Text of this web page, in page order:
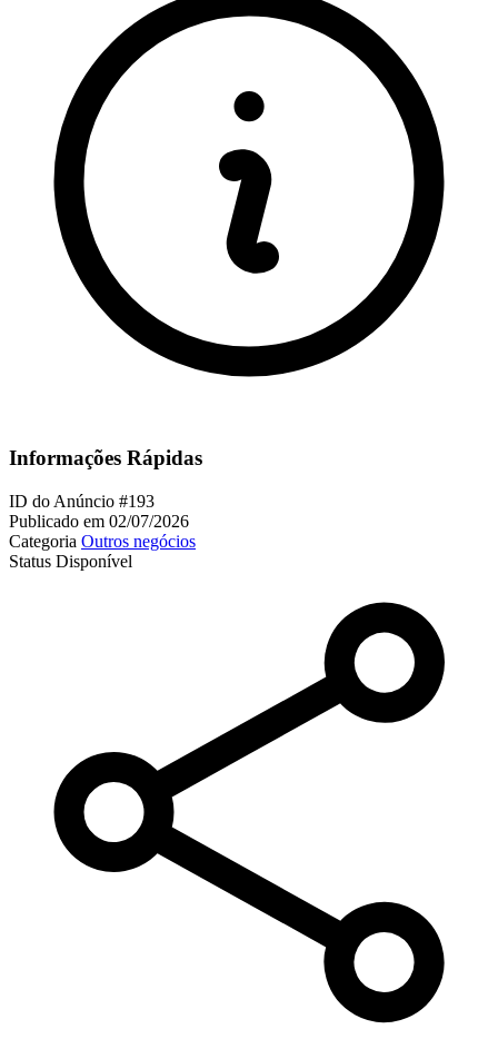
Informações Rápidas
ID do Anúncio #193
Publicado em 02/07/2026
Categoria Outros negócios
Status Disponível